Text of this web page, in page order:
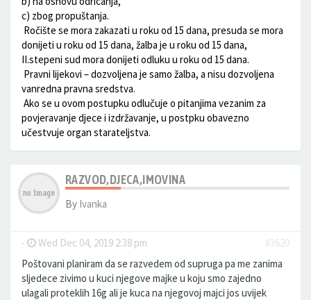
c) zbog propuštanja.
­ Ročište se mora zakazati u roku od 15 dana, presuda se mora
donijeti u roku od 15 dana, žalba je u roku od 15 dana,
II.stepeni sud mora donijeti odluku u roku od 15 dana.
­ Pravni lijekovi – dozvoljena je samo žalba, a nisu dozvoljena
vanredna pravna sredstva.
­ Ako se u ovom postupku odlučuje o pitanjima vezanim za
povjeravanje djece i izdržavanje, u postpku obavezno
učestvuje organ starateljstva.
RAZVOD,DJECA,IMOVINA
By Ivanka
- Wed Dec 04, 2019 2:38 pm
#3620
Poštovani planiram da se razvedem od supruga pa me zanima
sljedece zivimo u kuci njegove majke u koju smo zajedno
ulagali proteklih 16g ali je kuca na njegovoj majci jos uvijek